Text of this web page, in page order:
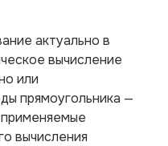
актуально в
вычисление
или
прямоугольника —
вычисления